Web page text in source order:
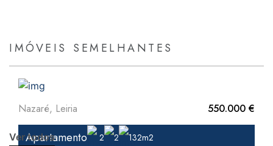
IMÓVEIS SEMELHANTES
Nazaré, Leiria 550.000 €
Apartamento 2 2 132m2
Ver todos